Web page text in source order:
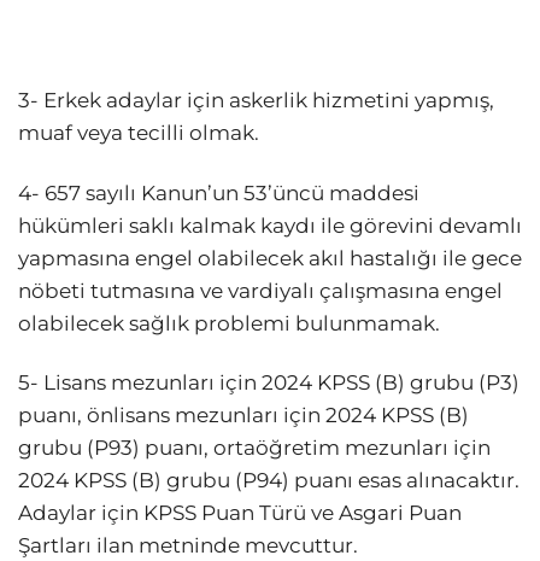
3- Erkek adaylar için askerlik hizmetini yapmış,
muaf veya tecilli olmak.
4- 657 sayılı Kanun’un 53’üncü maddesi
hükümleri saklı kalmak kaydı ile görevini devamlı
yapmasına engel olabilecek akıl hastalığı ile gece
nöbeti tutmasına ve vardiyalı çalışmasına engel
olabilecek sağlık problemi bulunmamak.
5- Lisans mezunları için 2024 KPSS (B) grubu (P3)
puanı, önlisans mezunları için 2024 KPSS (B)
grubu (P93) puanı, ortaöğretim mezunları için
2024 KPSS (B) grubu (P94) puanı esas alınacaktır.
Adaylar için KPSS Puan Türü ve Asgari Puan
Şartları ilan metninde mevcuttur.